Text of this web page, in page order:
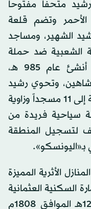
متحفاً مفتوحاً
وتضم قلعة
الشهير، ومساجد
الشعبية ضد حملة
فريزر مثل مسجد زغلول الذي أنشئ عام 985 هـ،
وتحوي رشيد
22 منزلاً وطاحونة وحماماً، بالإضافة إلى 11 مسجداً وزاوية
سياحية فريدة من
لتسجيل المنطقة
بـ«اليونسكو».
الأثرية المميزة
السكنية العثمانية
بمدينة رشيد، حيث شُيد عام 1223هـ الموافق 1808م